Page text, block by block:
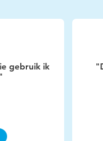
gebruik ik